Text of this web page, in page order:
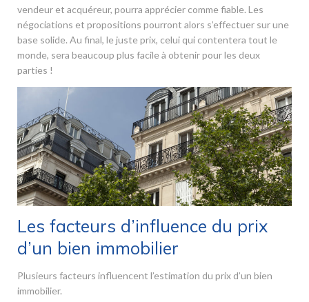
vendeur et acquéreur, pourra apprécier comme fiable. Les
négociations et propositions pourront alors s’effectuer sur une
base solide. Au final, le juste prix, celui qui contentera tout le
monde, sera beaucoup plus facile à obtenir pour les deux
parties !
Les facteurs d’influence du prix
d’un bien immobilier
Plusieurs facteurs influencent l’estimation du prix d’un bien
immobilier.